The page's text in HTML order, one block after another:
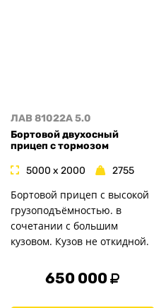
ЛАВ 81022A 5.0
Бортовой двухосный
прицеп с тормозом
5000 x 2000 2755
Бортовой прицеп с высокой
грузоподъёмностью. в
сочетании с большим
кузовом. Кузов не откидной.
650 000